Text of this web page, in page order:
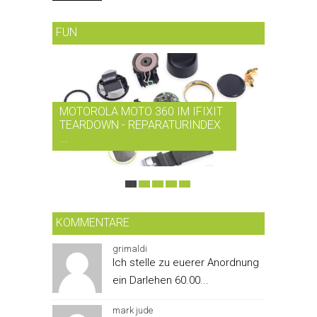
FUN
MOTOROLA MOTO 360 IM IFIXIT
TEARDOWN - REPARATURINDEX
...
KOMMENTARE
grimaldi
Ich stelle zu euerer Anordnung
ein Darlehen 60.00...
mark jude